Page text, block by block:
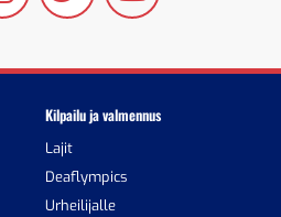
Kilpailu ja valmennus
Lajit
Deaflympics
Urheilijalle